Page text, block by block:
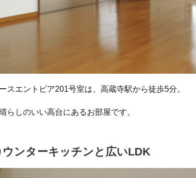
スエントピア201号室は、高蔵寺駅から徒歩5分。
らしのいい高台にあるお部屋です。
ウンターキッチンと広いLDK